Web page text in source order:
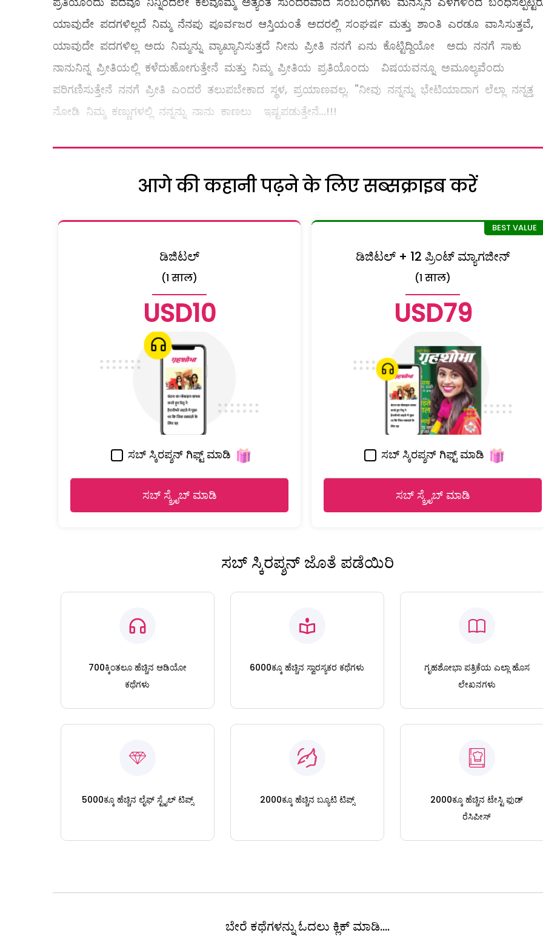
ಯಾವುದೇ ಪದಗಳಿಲ್ಲದೆ ನಿಮ್ಮ ನೆನಪು ಪೂರ್ವಜರ ಆಸ್ತಿಯಂತೆ ಅದರಲ್ಲಿ ಸಂಘರ್ಷ ಮತ್ತು ಶಾಂತಿ ಎರಡೂ ವಾಸಿಸುತ್ತವೆ,
ಯಾವುದೇ ಪದಗಳಿಲ್ಲ ಅದು ನಿಮ್ಮನ್ನು ವ್ಯಾಖ್ಯಾನಿಸುತ್ತದೆ ನೀನು ಪ್ರೀತಿ ನನಗೆ ಏನು ಕೊಟ್ಟಿದ್ದಿಯೋ ಅದು ನನಗೆ ಸಾಕು
ನಾನುನಿನ್ನ ಪ್ರೀತಿಯಲ್ಲಿ ಕಳೆದುಹೋಗುತ್ತೇನೆ ಮತ್ತು ನಿಮ್ಮ ಪ್ರೀತಿಯ ಪ್ರತಿಯೊಂದು ವಿಷಯವನ್ನೂ ಅಮೂಲ್ಯವೆಂದು
ಪರಿಗಣಿಸುತ್ತೇನೆ ನನಗೆ ಪ್ರೀತಿ ಎಂದರೆ ತಲುಪಬೇಕಾದ ಸ್ಥಳ, ಪ್ರಯಾಣವಲ್ಲ. "ನೀವು ನನ್ನನ್ನು ಭೇಟಿಯಾದಾಗ ಲೆಲ್ಲಾ ನನ್ನತ್ತ
ನೋಡಿ ನಿಮ್ಮ ಕಣ್ಣುಗಳಲ್ಲಿ ನನ್ನನ್ನು ನಾನು ಕಾಣಲು ಇಷ್ಟಪಡುತ್ತೇನೆ...!!!
आगे की कहानी पढ़ने के लिए सब्सक्राइब करें
ಡಿಜಿಟಲ್
(1 साल)
USD10
ಸಬ್ ಸ್ಕಿರಪ್ಶನ್ ಗಿಫ್ಟ್ ಮಾಡಿ
ಸಬ್ ಸ್ಕ್ರೈಬ್ ಮಾಡಿ
ಡಿಜಿಟಲ್ + 12 ಪ್ರಿಂಟ್ ಮ್ಯಾಗಜೀನ್
(1 साल)
USD79
ಸಬ್ ಸ್ಕಿರಪ್ಶನ್ ಗಿಫ್ಟ್ ಮಾಡಿ
ಸಬ್ ಸ್ಕ್ರೈಬ್ ಮಾಡಿ
ಸಬ್ ಸ್ಕಿರಪ್ಶನ್ ಜೊತೆ ಪಡೆಯಿರಿ
700ಕ್ಕಿಂತಲೂ ಹೆಚ್ಚಿನ ಆಡಿಯೋ
ಕಥೆಗಳು
6000ಕ್ಕೂ ಹೆಚ್ಚಿನ ಸ್ವಾರಸ್ಯಕರ ಕಥೆಗಳು
ಗೃಹಶೋಭಾ ಪತ್ರಿಕೆಯ ಎಲ್ಲಾ ಹೊಸ
ಲೇಖನಗಳು
5000ಕ್ಕೂ ಹೆಚ್ಚಿನ ಲೈಫ್ ಸ್ಟೈಲ್ ಟಿಪ್ಸ್ 2000ಕ್ಕೂ ಹೆಚ್ಚಿನ ಬ್ಯೂಟಿ ಟಿಪ್ಸ್
2000ಕ್ಕೂ ಹೆಚ್ಚಿನ ಟೇಸ್ಟಿ ಫುಡ್
ರೆಸಿಪೀಸ್
ಬೇರೆ ಕಥೆಗಳನ್ನು ಓದಲು ಕ್ಲಿಕ್ ಮಾಡಿ....